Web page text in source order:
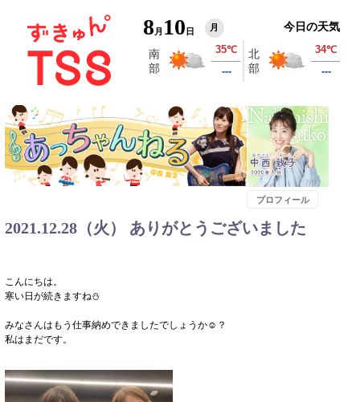
8 月 10 日 月 今日の天気
プロフィール
2021.12.28（火） ありがとうございました
こんにちは。
寒い日が続きますね⛄
みなさんはもう仕事納めできましたでしょうか☺？
私はまだです。